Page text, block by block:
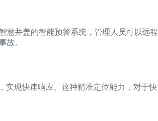
井盖的智能预警系统，管理人员可以远
故。
现快速响应。这种精准定位能力，对于